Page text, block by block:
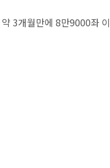
3개월만에 8만9000좌 이